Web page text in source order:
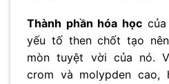
Thành phần hóa họccủa
yếu tố then chốt tạo
mòn tuyệt vời của nó.
crom và molypden cao,